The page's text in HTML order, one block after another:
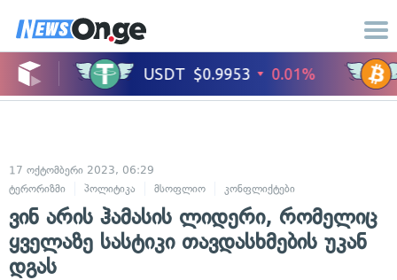
17 ოქტომბერი 2023, 06:29
ტერორიზმი
პოლიტიკა მსოფლიო კონფლიქტები
ვინ არის ჰამასის ლიდერი, რომელიც
ყველაზე სასტიკი თავდასხმების უკან
დგას